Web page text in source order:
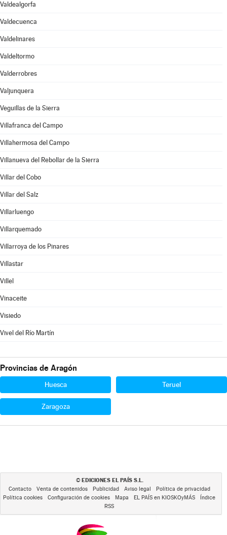
Valdealgorfa
Valdecuenca
Valdelinares
Valdeltormo
Valderrobres
Valjunquera
Veguillas de la Sierra
Villafranca del Campo
Villahermosa del Campo
Villanueva del Rebollar de la Sierra
Villar del Cobo
Villar del Salz
Villarluengo
Villarquemado
Villarroya de los Pinares
Villastar
Villel
Vinaceite
Visiedo
Vivel del Río Martín
Provincias de Aragón
Huesca Teruel
Zaragoza
© EDICIONES EL PAÍS S.L.
Contacto Venta de contenidos Publicidad Aviso legal
Política de privacidad
Política cookies
Configuración de cookies Mapa EL PAÍS en KIOSKOyMÁS
Índice
RSS